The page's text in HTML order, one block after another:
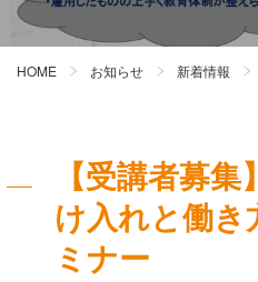
HOME お知らせ 新着情報
【受講者募
け入れと働
ミナー